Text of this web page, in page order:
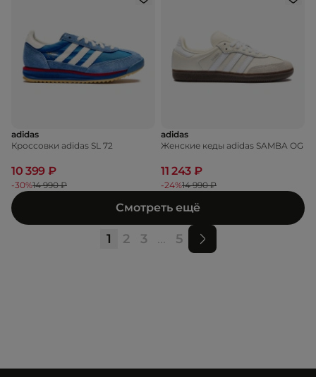
adidas
Кроссовки adidas SL 72
10 399 ₽
-30%14 990 ₽
adidas
Женские кеды adidas SAMBA OG
11 243 ₽
-24%14 990 ₽
Смотреть ещё
1 2 3 ... 5